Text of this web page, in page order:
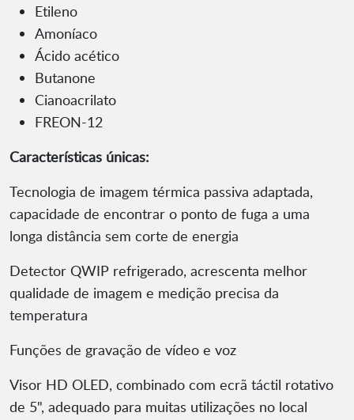
Etileno
Amoníaco
Ácido acético
Butanone
Cianoacrilato
FREON-12
Características únicas:
Tecnologia de imagem térmica passiva adaptada,
capacidade de encontrar o ponto de fuga a uma
longa distância sem corte de energia
Detector QWIP refrigerado, acrescenta melhor
qualidade de imagem e medição precisa da
temperatura
Funções de gravação de vídeo e voz
Visor HD OLED, combinado com ecrã táctil rotativo
de 5", adequado para muitas utilizações no local